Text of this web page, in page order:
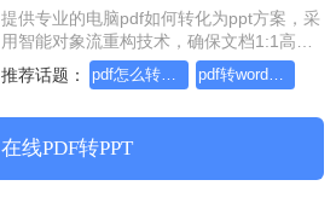
提供专业的电脑pdf如何转化为ppt方案，采
用智能对象流重构技术，确保文档1:1高保
真还原且排版不乱码。支持一键批量处
理，全链路 SSL 加密保障隐私安全。助您
装，高效办公。
推荐话题： pdf怎么转word，这个方法简单又方便 pdf转word在线怎么操作，这个方法简单又方便
在线PDF转PPT